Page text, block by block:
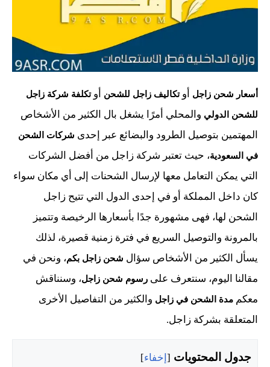
أسعار شحن زاجل أوتكاليف زاجل للشحن أوتكلفة شركة زاجل
للشحن الدولي والمحلي أمرًا يشغل بال الكثير من الأشخاص
المهتمين بتوصيل الطرود والبضائع عبر إحدى شركات الشحن
في السعودية، حيث تعتبر شركة زاجل من أفضل الشركات
التي يمكن التعامل معها لإرسال الشحنات إلى أي مكان سواء
كان داخل المملكة أو في إحدى الدول التي تتيح زاجل
الشحن لها، فهى مشهورة جدًا بأسعارها الرخيصة وتتميز
بالمرونة والتوصيل السريع في فترة زمنية قصيرة، لذلك
يسأل الكثير من الأشخاص سؤال شحن زاجل بكم، ونحن في
مقالنا اليوم، سنتعرف على رسوم شحن زاجل، وسنناقش
معكم مدة الشحن في زاجل والكثير من التفاصيل الأخرى
المتعلقة بشركة زاجل.
جدول المحتويات [ إخفاء]